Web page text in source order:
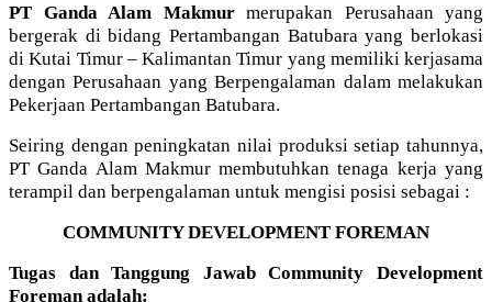
PT Ganda Alam Makmurmerupakan Perusahaan yang
bergerak di bidang Pertambangan Batubara yang berlokasi
di Kutai Timur – Kalimantan Timur yang memiliki kerjasama
dengan Perusahaan yang Berpengalaman dalam melakukan
Pekerjaan Pertambangan Batubara.
Seiring dengan peningkatan nilai produksi setiap tahunnya,
PT Ganda Alam Makmur membutuhkan tenaga kerja yang
terampil dan berpengalaman untuk mengisi posisi sebagai :
COMMUNITY DEVELOPMENT FOREMAN
Tugas dan Tanggung Jawab Community Development
Foreman adalah: